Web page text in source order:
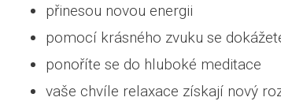
přinesou novou energii
pomocí krásného zvuku se
ponoříte se do hluboké meditace
vaše chvíle relaxace získají nový